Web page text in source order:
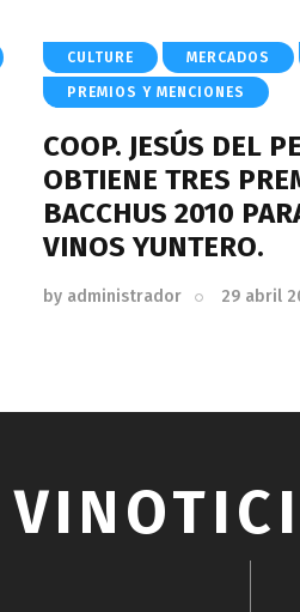
CULTURE MERCADOS
PREMIOS Y MENCIONES
COOP. JESÚS DEL
OBTIENE TRES
BACCHUS 2010
VINOS YUNTERO.
by administrador 29 abril